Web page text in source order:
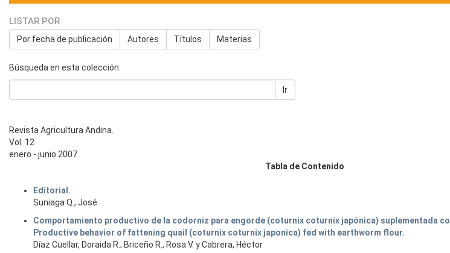
LISTAR POR
Por fecha de publicación Autores Títulos Materias
Búsqueda en esta colección:
Ir
Revista Agricultura Andina.
Vol. 12
enero - junio 2007
Tabla de Contenido
Editorial.
Suniaga Q., José
Comportamiento productivo de la codorniz para engorde (coturnix coturnix japónica) suplementada
Productive behavior of fattening quail (coturnix coturnix japonica) fed with earthworm flour.
Díaz Cuellar, Doraida R.; Briceño R., Rosa V. y Cabrera, Héctor